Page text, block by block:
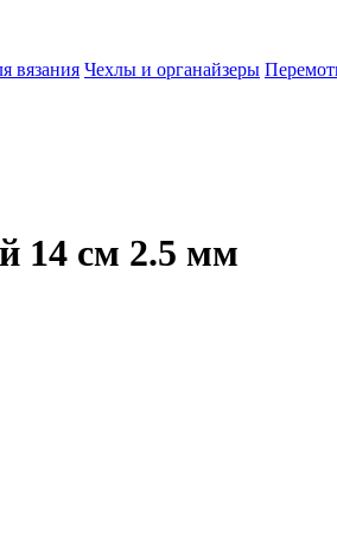
вязания Чехлы и органайзеры
14 см 2.5 мм